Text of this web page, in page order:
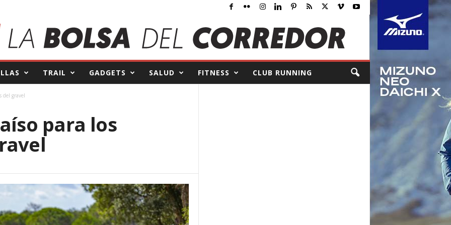
TRAIL GADGETS SALUD FITNESS CLUB RUNNING
del gravel
para los